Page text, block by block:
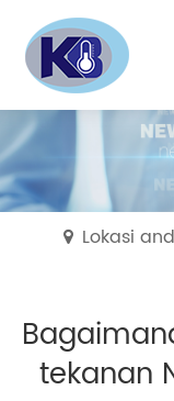
Lokasi
tekanan